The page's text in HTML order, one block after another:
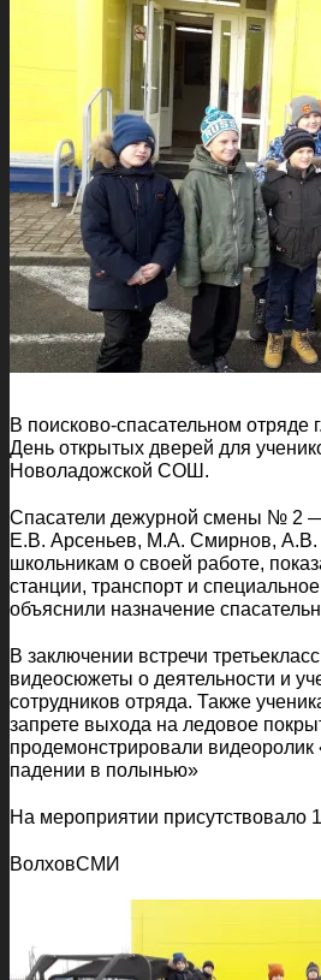
В поисково-спасательном отряде
День открытых дверей для
Новоладожской СОШ.
Спасатели дежурной смены № 2
Е.В. Арсеньев, М.А. Смирнов, А.В.
школьникам о своей работе,
станции, транспорт и
объяснили назначение
В заключении встречи
видеосюжеты о деятельности и
сотрудников отряда. Также
запрете выхода на ледовое
продемонстрировали видеоролик
падении в полынью»
На мероприятии присутствовало
ВолховСМИ